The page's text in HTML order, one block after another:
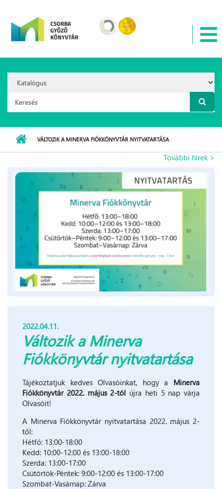
Option:
Keresés űrlap
VÁLTOZIK A MINERVA FIÓKKÖNYVTÁR NYITVATARTÁSA
További hírek >
2022.04.11.
Változik a Minerva
Fiókkönyvtár nyitvatartása
Tájékoztatjuk kedves Olvasóinkat, hogy a Minerva
Fiókkönyvtár 2022. május 2-tól újra heti 5 nap várja
Olvasóit!
A Minerva Fiókkönyvtár nyitvatartása 2022. május 2-
től:
Hétfő: 13:00-18:00
Kedd: 10:00-12:00 és 13:00-18:00
Szerda: 13:00-17:00
Csütörtök-Péntek: 9:00-12:00 és 13:00-17:00
Szombat-Vasárnap: Zárva